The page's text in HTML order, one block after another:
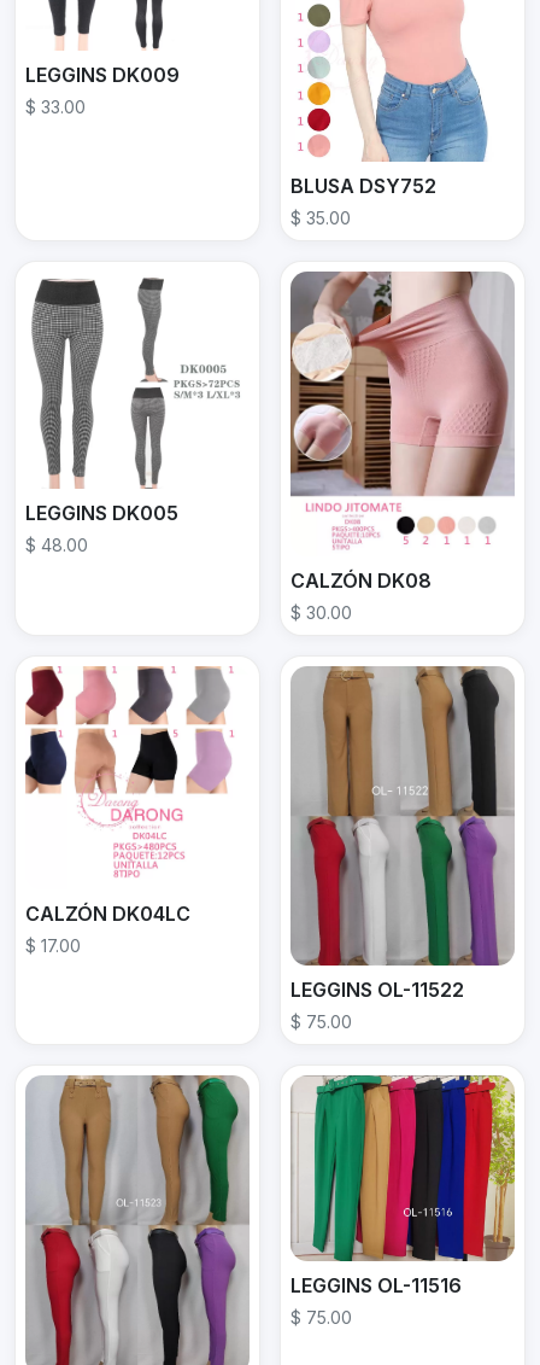
LEGGINS DK009
$ 33.00
BLUSA DSY752
$ 35.00
LEGGINS DK005
$ 48.00
CALZÓN DK08
$ 30.00
CALZÓN DK04LC
$ 17.00
LEGGINS OL-11522
$ 75.00
LEGGINS OL-11516
$ 75.00